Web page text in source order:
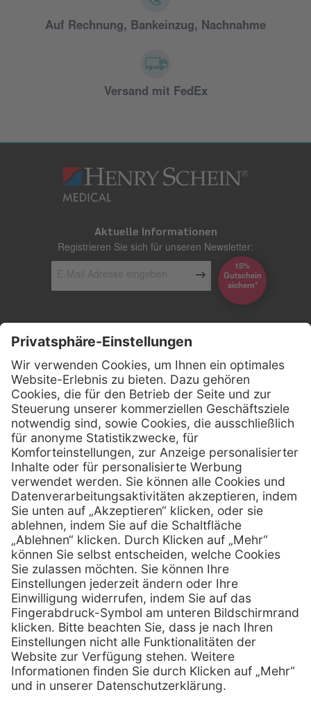
Auf Rechnung, Bankeinzug, Nachnahme
Versand mit FedEx
Aktuelle Informationen
Registrieren Sie sich für unseren Newsletter:
15%
Gutschein
*sichern
Kontakt
Firmensitz
Henry Schein Medical GmbH
Alt-Moabit 96 b
D-10559 Berlin
Telefon: 0800 - 888 777 6
Telefax: 0800 - 888 777 8
E-Mail: info @ henryschein-med.de
Services
Fernwartung
Vorteile
Eigenmarke
Leasing
Techn. Service
Kataloge
Hilfe
FAQs
Kontakt
Lob & Kritik
Außendienst
Retoure
E-Rechnung
Zertifikat Rechtliches